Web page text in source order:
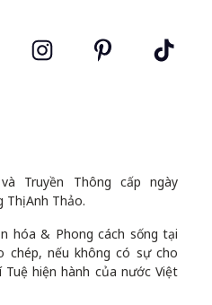
Truyền Thông cấp ngày
Anh Thảo.
hóa & Phong cách sống tại
chép, nếu không có sự cho
hiện hành của nước Việt